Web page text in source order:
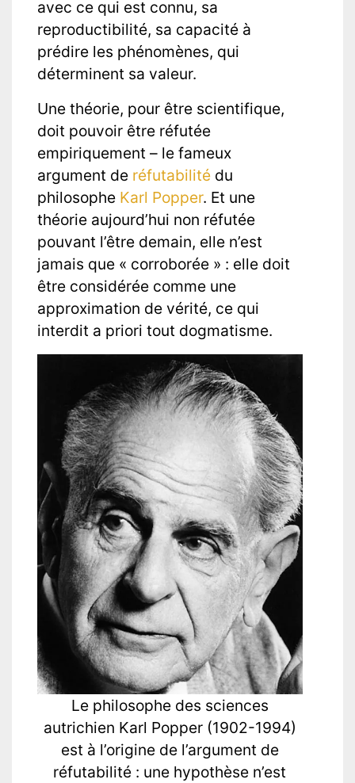
avec ce qui est connu, sa
reproductibilité, sa capacité à
prédire les phénomènes, qui
déterminent sa valeur.
Une théorie, pour être scientifique,
doit pouvoir être réfutée
empiriquement – le fameux
argument de réfutabilité du
philosophe Karl Popper. Et une
théorie aujourd’hui non réfutée
pouvant l’être demain, elle n’est
jamais que « corroborée » : elle doit
être considérée comme une
approximation de vérité, ce qui
interdit a priori tout dogmatisme.
Le philosophe des sciences
autrichien Karl Popper (1902-1994)
est à l’origine de l’argument de
réfutabilité : une hypothèse n’est